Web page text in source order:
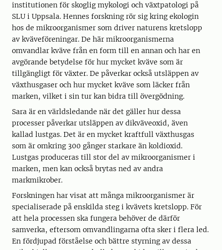
institutionen för skoglig mykologi och växtpatologi på
SLU i Uppsala. Hennes forskning rör sig kring ekologin
hos de mikroorganismer som driver naturens kretslopp
av kväveföreningar. De här mikroorganismerna
omvandlar kväve från en form till en annan och har en
avgörande betydelse för hur mycket kväve som är
tillgängligt för växter. De påverkar också utsläppen av
växthusgaser och hur mycket kväve som läcker från
marken, vilket i sin tur kan bidra till övergödning.
Sara är en världsledande när det gäller hur dessa
processer påverkar utsläppen av dikväveoxid, även
kallad lustgas. Det är en mycket kraftfull växthusgas
som är omkring 300 gånger starkare än koldioxid.
Lustgas produceras till stor del av mikroorganismer i
marken, men kan också brytas ned av andra
markmikrober.
Forskningen har visat att många mikroorganismer är
specialiserade på enskilda steg i kvävets kretslopp. För
att hela processen ska fungera behöver de därför
samverka, eftersom omvandlingarna ofta sker i flera led.
En fördjupad förståelse och bättre styrning av dessa